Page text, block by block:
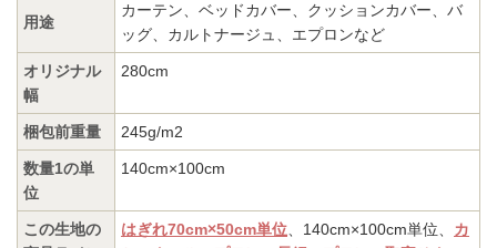
用途
カーテン、ベッドカバー、クッションカバー、バ
ッグ、カルトナージュ、エプロンなど
オリジナル
幅
280cm
梱包前重量 245g/m2
数量1の単
位
140cm×100cm
この生地の
はぎれ70cm×50cm単位 、140cm×100cm単位、 カ